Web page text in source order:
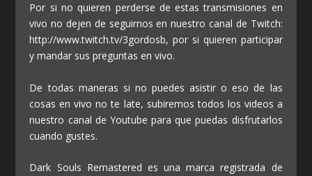
Por si no quieren perderse de estas transmisiones en
vivo no dejen de seguirnos en nuestro canal de Twitch:
http://www.twitch.tv/3gordosb, por si quieren participar
y mandar sus preguntas en vivo.
De todas maneras si no puedes asistir o eso de las
cosas en vivo no te late, subiremos todos los videos a
nuestro canal de Youtube para que puedas disfrutarlos
cuando gustes.
Dark Souls Remastered es una marca registrada de